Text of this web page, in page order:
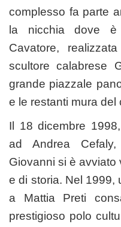
complesso fa parte
la nicchia dove
Cavatore,
scultore calabrese
grande piazzale
e le restanti mura del
Il 18 dicembre
ad Andrea
Giovanni si è
e di storia. Nel 1999,
a Mattia Preti
prestigioso polo